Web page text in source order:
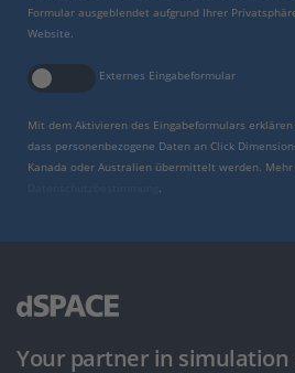
Formular ausgeblendet aufgrund Ihrer
Website.
Externes Eingabeformular
Mit dem Aktivieren des Eingabeformulars
dass personenbezogene Daten an Click
Kanada oder Australien übermittelt werden.
.
Your partner in simulation